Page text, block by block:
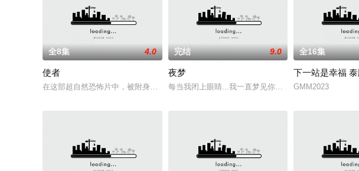
全8集 4.0
使者
在这部超自然恐怖片中，被附身的无生命物体对犯下致命罪孽的人的生活造成了严重破坏。
完结 9.0
夜梦
每当我闭上眼睛...我一直梦见你。一个不了解自己的小男
全16集
下一站是幸福 泰
GMM2023